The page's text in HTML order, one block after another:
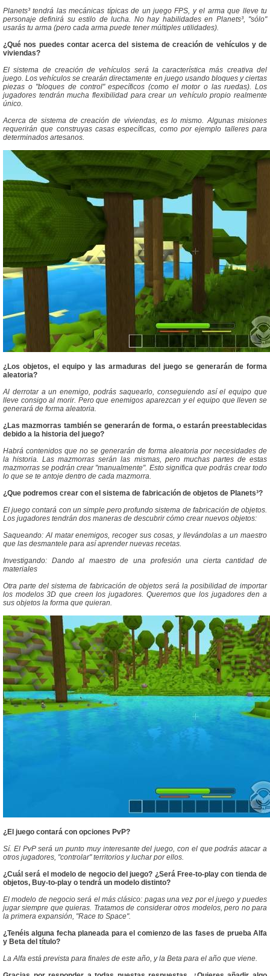
Planets³ tendrá las mecánicas típicas de un juego FPS, y el arma que lleve tu
personaje definirá su estilo de lucha. No hay habilidades en Planets³, "sólo"
usarás tu arma (pero cada arma puede tener múltiples utilidades).
¿Qué nos puedes contar acerca del sistema de creación de vehículos y de
viviendas?
El sistema de creación de vehículos será la característica más creativa del
juego. Los vehículos se crearán directamente en juego usando bloques y ciertas
piezas o "bloques de control" específicos (como el motor o las ruedas). Los
jugadores tendrán mucha flexibilidad para crear un vehículo propio realmente
único.
Acerca de sistema de creación de viviendas, es lo mismo. Algunas misiones
requerirán que construyas casas específicas, como por ejemplo talleres para
determinados artesanos.
¿Los objetos, el equipo y las armaduras del juego se generarán de forma
aleatoria?
Al derrotar a un enemigo, podrás saquearlo, conseguiendo así el equipo que
lleve consigo al morir. Pero que enemigos aparezcan y el equipo que lleven se
generará de forma aleatoria.
¿Las mazmorras también se generarán de forma, o estarán preestablecidas
debido a la historia del juego?
Habrá contenidos que no se generarán de forma aleatoria por necesidades de
la historia. Las mazmorras serán las mismas, pero muchas partes de estas
mazmorras se podrán crear "manualmente". Esto significa que podrás crear todo
lo que se te antoje dentro de cada mazmorra.
¿Que podremos crear con el sistema de fabricación de objetos de Planets³?
El juego contará con un simple pero profundo sistema de fabricación de objetos.
Los jugadores tendrán dos maneras de descubrir cómo crear nuevos objetos:
Saqueando: Al matar enemigos, recoger sus cosas, y llevándolas a un maestro
que las desmantele para así aprender nuevas recetas.
Investigando: Dando al maestro de una profesión una cierta cantidad de
materiales
Otra parte del sistema de fabricación de objetos será la posibilidad de importar
los modelos 3D que creen los jugadores. Queremos que los jugadores den a
sus objetos la forma que quieran.
¿El juego contará con opciones PvP?
Sí. El PvP será un punto muy interesante del juego, con el que podrás atacar a
otros jugadores, "controlar" territorios y luchar por ellos.
¿Cuál será el modelo de negocio del juego? ¿Será Free-to-play con tienda de
objetos, Buy-to-play o tendrá un modelo distinto?
El modelo de negocio será el más clásico: pagas una vez por el juego y puedes
jugar siempre que quieras. Tratamos de considerar otros modelos, pero no para
la primera expansión, "Race to Space".
¿Tenéis alguna fecha planeada para el comienzo de las fases de prueba Alfa
y Beta del título?
La Alfa está prevista para finales de este año, y la Beta para el año que viene.